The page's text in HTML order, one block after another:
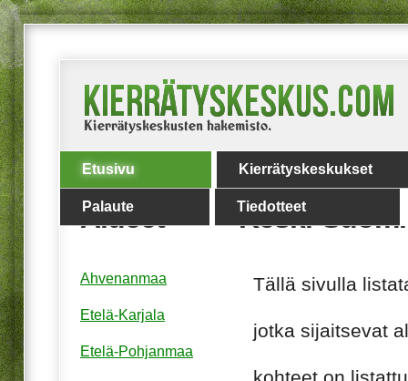
Etusivu Kierrätyskeskukset
Palaute Tiedotteet
Keski-Suomi
Tällä sivulla
jotka sijaitsevat
Alueet
Ahvenanmaa
Etelä-Karjala
Etelä-Pohjanmaa